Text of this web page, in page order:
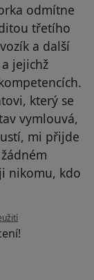
odmítne
třetího
a další
jejichž
který se
vymlouvá,
mi přijde
nikomu, kdo
uživatele Tereza